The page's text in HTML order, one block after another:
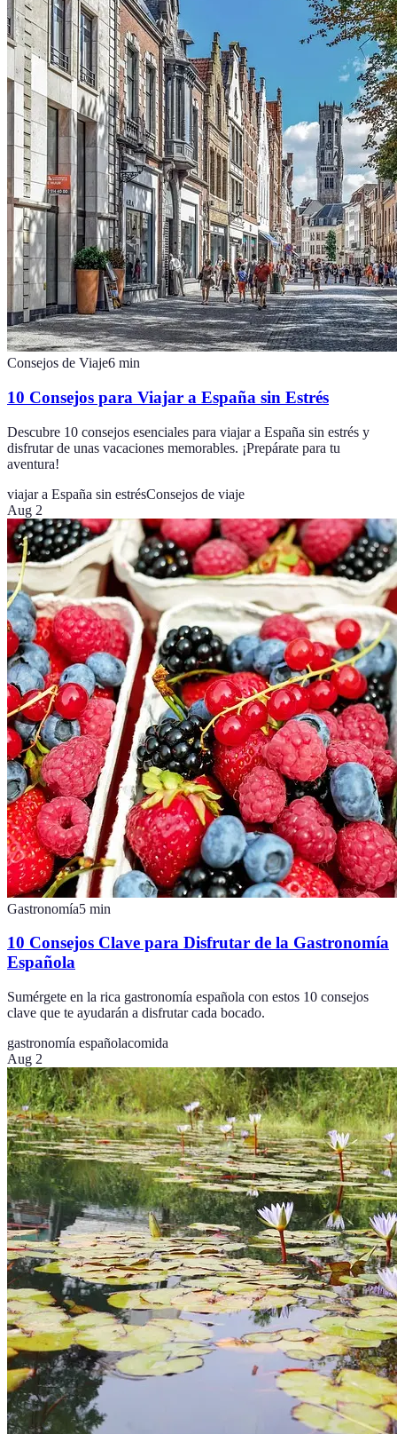
Consejos de Viaje6 min
10 Consejos para Viajar a España sin Estrés
Descubre 10 consejos esenciales para viajar a España sin estrés y
disfrutar de unas vacaciones memorables. ¡Prepárate para tu
aventura!
viajar a España sin estrésConsejos de viaje
Aug 2
Gastronomía5 min
10 Consejos Clave para Disfrutar de la Gastronomía
Española
Sumérgete en la rica gastronomía española con estos 10 consejos
clave que te ayudarán a disfrutar cada bocado.
gastronomía españolacomida
Aug 2